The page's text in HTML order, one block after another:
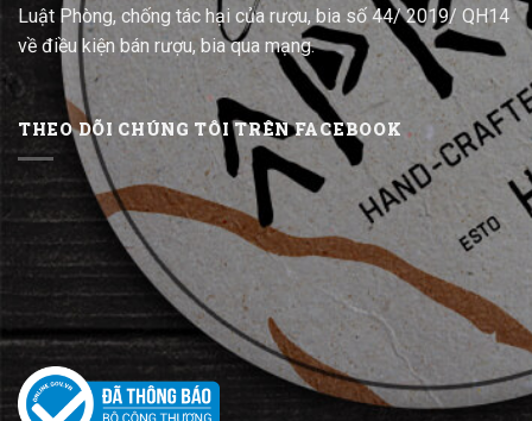
Luật Phòng, chống tác hại của rượu, bia số 44/ 2019/ QH14
về điều kiện bán rượu, bia qua mạng.
THEO DÕI CHÚNG TÔI TRÊN FACEBOOK